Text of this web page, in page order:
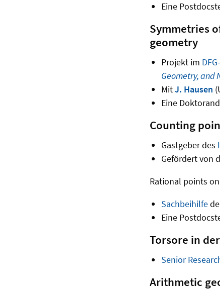
Eine
Symmetries
geometry
Projekt im
Geometry, and
MitJ. Hausen
Eine
Counting
Gastgeber des
Gefördert von
Rational points
Sachbeihilfe
Eine
Torsore in
Senior
Arithmetic